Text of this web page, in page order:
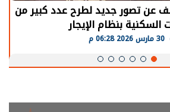
عن تصور جديد لطرح عدد كبير من
السكنية بنظام الإيجار